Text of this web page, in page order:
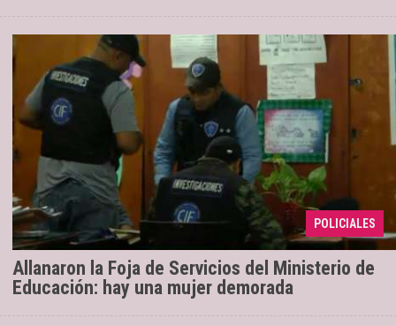
POLICIALES
Allanaron la Foja de Servicios del Ministerio de
Educación: hay una mujer demorada
06/12/2023
El Cuerpo de Investigadores Fiscales (CIF)
se encuentran en el lugar buscando
documentación. En el lugar no se hacen
designaciones pero si se manej ...